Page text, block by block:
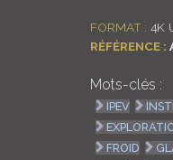
FORMAT : 4K
RÉFÉRENCE :
Mots-clés :
IPEV
FROID